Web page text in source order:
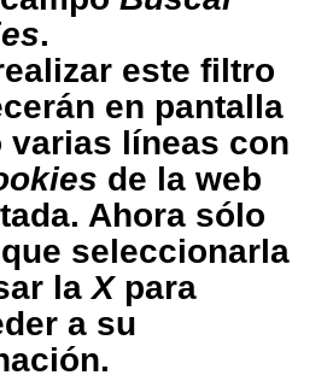
.
este filtro
en pantalla
varias líneas con
de la web
Ahora sólo
seleccionarla
la Xpara
a su